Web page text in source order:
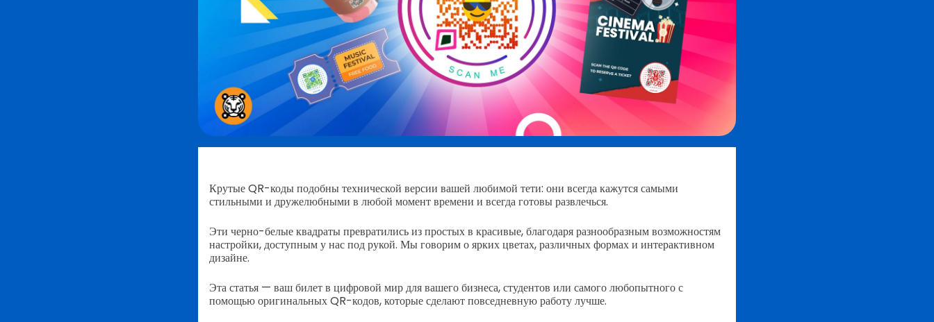
Крутые QR-коды подобны технической версии вашей любимой тети: они всегда кажутся самыми
стильными и дружелюбными в любой момент времени и всегда готовы развлечься.
Эти черно-белые квадраты превратились из простых в красивые, благодаря разнообразным возможностям
настройки, доступным у нас под рукой. Мы говорим о ярких цветах, различных формах и интерактивном
дизайне.
Эта статья — ваш билет в цифровой мир для вашего бизнеса, студентов или самого любопытного с
помощью оригинальных QR-кодов, которые сделают повседневную работу лучше.